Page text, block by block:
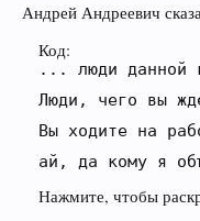
Андрей Андреевич
Код:
... люди данной
Люди, чего вы
Вы ходите на
Нажмите, чтобы